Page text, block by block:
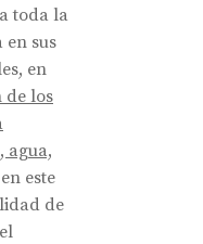
toda la
sus
en
de los
agua,
este
de